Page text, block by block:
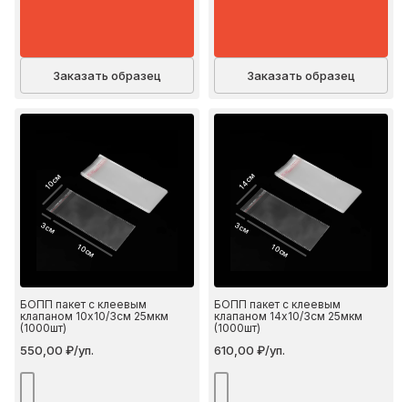
Заказать образец Заказать образец
10 см
3 см
10 см
БОПП пакет с клеевым
клапаном 10х10/3см 25мкм
(1000шт)
550,00 ₽/уп.
14 см
3 см
10 см
БОПП пакет с клеевым
клапаном 14х10/3см 25мкм
(1000шт)
610,00 ₽/уп.